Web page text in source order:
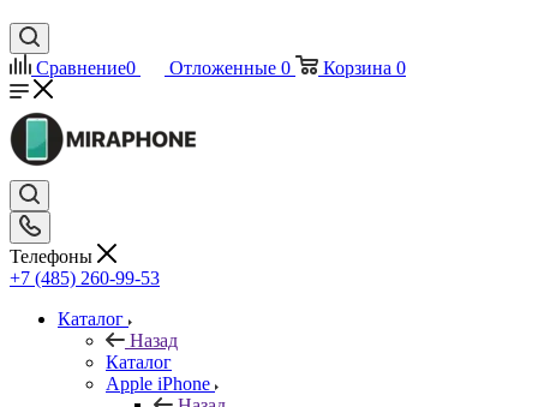
Сравнение0 Отложенные 0 Корзина 0
Телефоны
+7 (485) 260-99-53
Каталог
Назад
Каталог
Apple iPhone